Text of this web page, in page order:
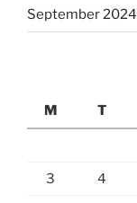
September 2024
M
T
3 4